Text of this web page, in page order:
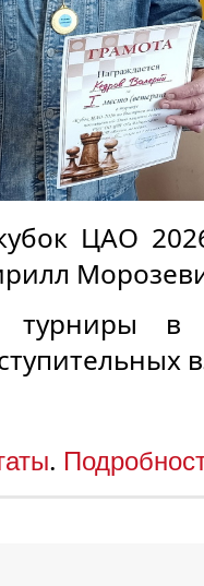
ЦАО
в
.